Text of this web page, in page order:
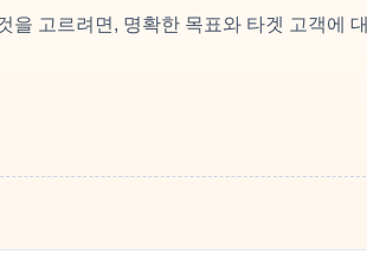
을 고르려면, 명확한 목표와 타겟 고객에 대